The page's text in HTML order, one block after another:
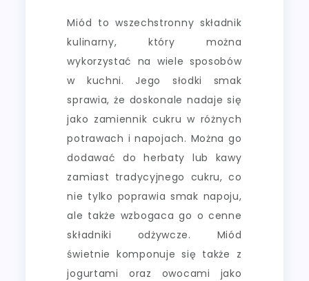
Miód to wszechstronny składnik
kulinarny, który można
wykorzystać na wiele sposobów
w kuchni. Jego słodki smak
sprawia, że doskonale nadaje się
jako zamiennik cukru w różnych
potrawach i napojach. Można go
dodawać do herbaty lub kawy
zamiast tradycyjnego cukru, co
nie tylko poprawia smak napoju,
ale także wzbogaca go o cenne
składniki odżywcze. Miód
świetnie komponuje się także z
jogurtami oraz owocami jako